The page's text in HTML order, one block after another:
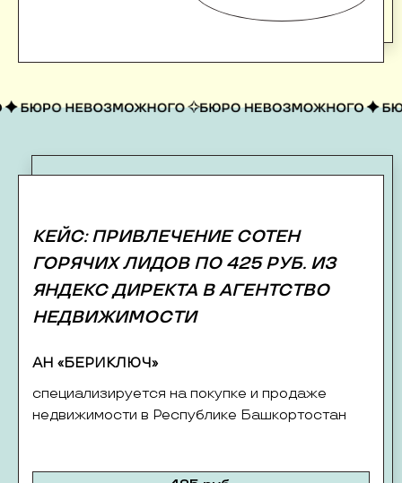
КЕЙС: ПРИВЛЕЧЕНИЕ СОТЕН
ГОРЯЧИХ ЛИДОВ ПО 425 РУБ. ИЗ
ЯНДЕКС ДИРЕКТА В АГЕНТСТВО
НЕДВИЖИМОСТИ
АН «БЕРИКЛЮЧ»
специализируется на покупке и продаже
недвижимости в Республике Башкортостан